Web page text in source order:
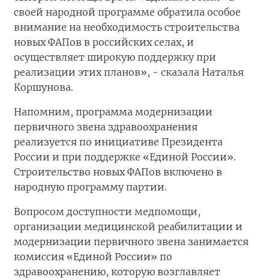
своей народной программе обратила особое
внимание на необходимость строительства
новых ФАПов в российских селах, и
осуществляет широкую поддержку при
реализации этих планов», - сказала Наталья
Коршунова.
Напомним, программа модернизации
первичного звена здравоохранения
реализуется по инициативе Президента
России и при поддержке «Единой России».
Строительство новых ФАПов включено в
народную программу партии.
Вопросом доступности медпомощи,
организации медицинской реабилитации и
модернизации первичного звена занимается
комиссия «Единой России» по
здравоохранению, которую возглавляет